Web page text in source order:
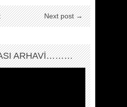
Next post →
ARHAVİ………